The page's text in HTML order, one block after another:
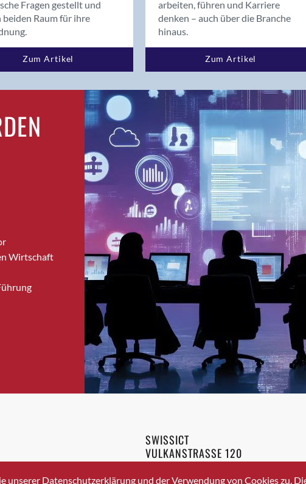
Bolligen
Bonaduz
Bonstetten
Bottighofen
Bremgarten bei Bern
Brig-Glis
Bronschhofen
Brugg AG
Brütten
Bubendorf
Buchs (SG)
Bäretswil
Bülach
Cazis
Cham
Davos Platz
Davos Platz 1
Fragen gestellt und
beiden Raum für ihre
Zum Artikel
arbeiten, führen und Karriere
denken – auch über die Branche
hinaus.
Zum Artikel
Wirtschaft
336 40 20
SWISSICT
VULKANSTRASSE 120
8048 ZURICH
unserer Datenschutzerklärung und der Verwendung von Cookies zu.